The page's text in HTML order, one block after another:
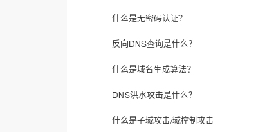
什么是无密码认证？
反向DNS查询是什么？
什么是域名生成算法？
DNS洪水攻击是什么？
什么是子域攻击/域控制攻击